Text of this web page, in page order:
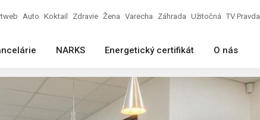
Auto Koktail Zdravie Žena Varecha Záhrada Užitočná TV Pravda
NARKS Energetický certifikát O nás